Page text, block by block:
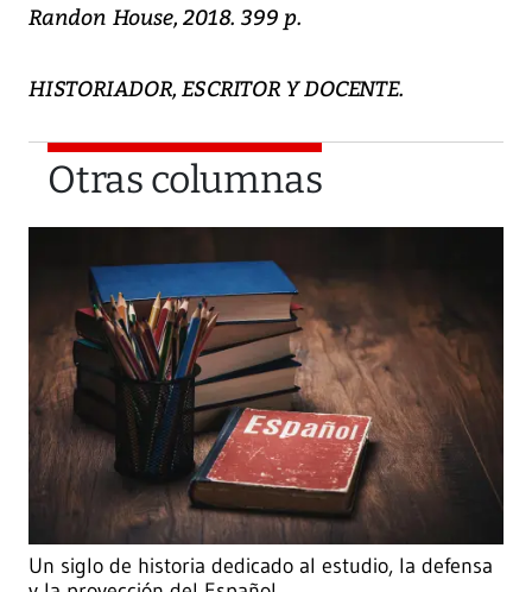
Randon House, 2018. 399 p.
HISTORIADOR, ESCRITOR Y DOCENTE.
Otras columnas
Un siglo de historia dedicado al estudio, la defensa